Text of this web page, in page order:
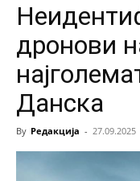
дронови
Данска
By Редакција - 27.09.2025